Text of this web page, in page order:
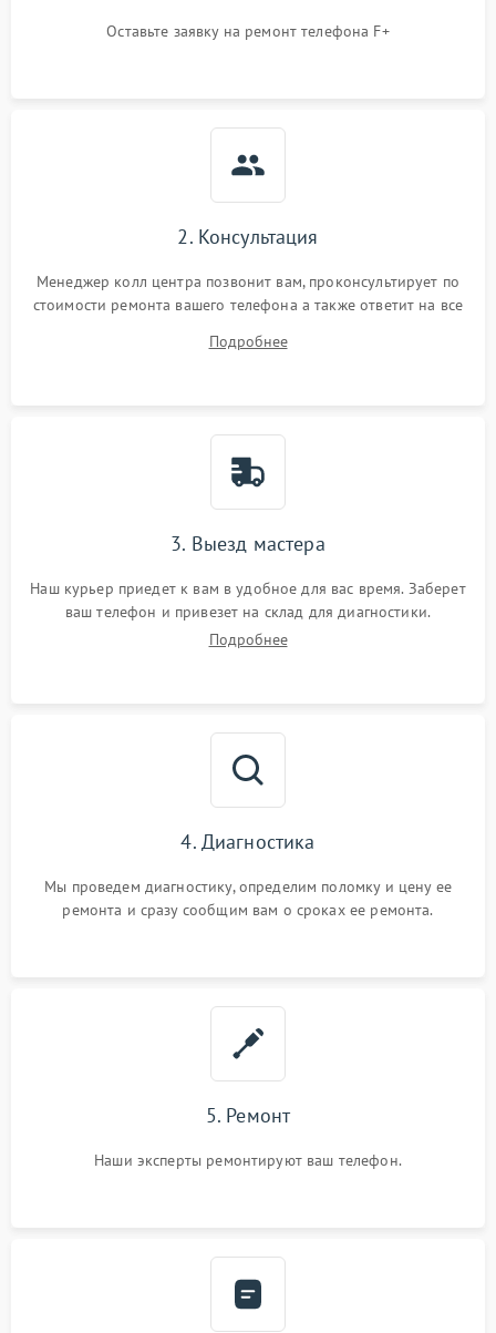
Оставьте заявку на ремонт телефона F+
2. Консультация
Менеджер колл центра позвонит вам, проконсультирует по
стоимости ремонта вашего телефона а также ответит на все
Подробнее
3. Выезд мастера
Наш курьер приедет к вам в удобное для вас время. Заберет
ваш телефон и привезет на склад для диагностики.
Подробнее
4. Диагностика
Мы проведем диагностику, определим поломку и цену ее
ремонта и сразу сообщим вам о сроках ее ремонта.
5. Ремонт
Наши эксперты ремонтируют ваш телефон.